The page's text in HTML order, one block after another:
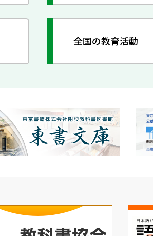
全国の教育活動